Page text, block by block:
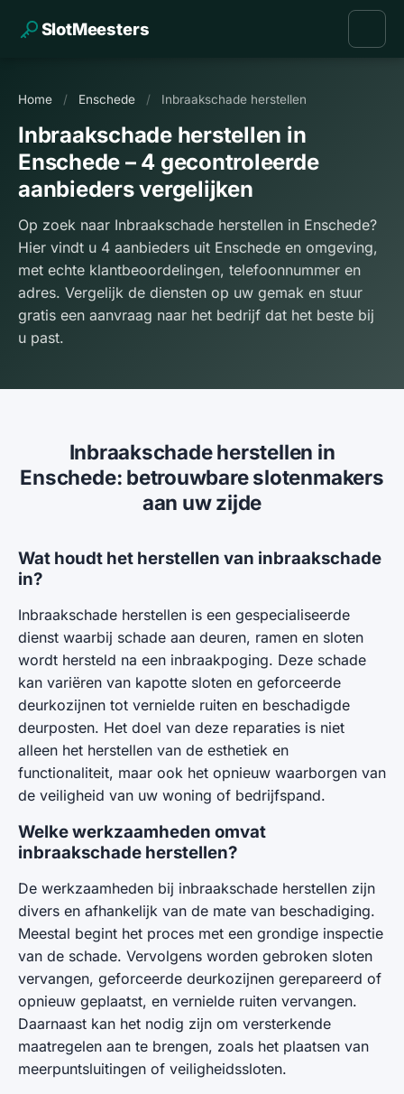
SlotMeesters
Home / Enschede / Inbraakschade herstellen
Inbraakschade herstellen in
Enschede – 4 gecontroleerde
aanbieders vergelijken
Op zoek naar Inbraakschade herstellen in Enschede?
Hier vindt u 4 aanbieders uit Enschede en omgeving,
met echte klantbeoordelingen, telefoonnummer en
adres. Vergelijk de diensten op uw gemak en stuur
gratis een aanvraag naar het bedrijf dat het beste bij
u past.
Inbraakschade herstellen in
Enschede: betrouwbare slotenmakers
aan uw zijde
Wat houdt het herstellen van inbraakschade
in?
Inbraakschade herstellen is een gespecialiseerde
dienst waarbij schade aan deuren, ramen en sloten
wordt hersteld na een inbraakpoging. Deze schade
kan variëren van kapotte sloten en geforceerde
deurkozijnen tot vernielde ruiten en beschadigde
deurposten. Het doel van deze reparaties is niet
alleen het herstellen van de esthetiek en
functionaliteit, maar ook het opnieuw waarborgen van
de veiligheid van uw woning of bedrijfspand.
Welke werkzaamheden omvat
inbraakschade herstellen?
De werkzaamheden bij inbraakschade herstellen zijn
divers en afhankelijk van de mate van beschadiging.
Meestal begint het proces met een grondige inspectie
van de schade. Vervolgens worden gebroken sloten
vervangen, geforceerde deurkozijnen gerepareerd of
opnieuw geplaatst, en vernielde ruiten vervangen.
Daarnaast kan het nodig zijn om versterkende
maatregelen aan te brengen, zoals het plaatsen van
meerpuntsluitingen of veiligheidssloten.